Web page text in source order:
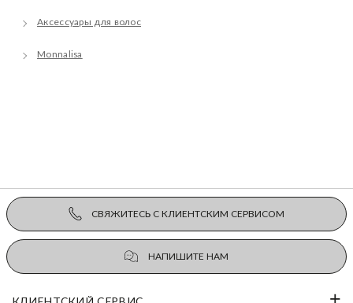
Аксессуары для волос
Monnalisa
СВЯЖИТЕСЬ С КЛИЕНТСКИМ СЕРВИСОМ
НАПИШИТЕ НАМ